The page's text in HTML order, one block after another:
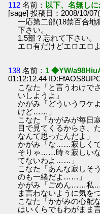
112 名前： 以下、名無し
[sage] 投稿日：2008/10/
一応第二部(18禁百合
下さい。
1.5部？忘れて下さい。
エロ有だけどエロエロ
138 名前： 1 ◆YW/
01:12:12.44
こなた「と言うわけで
いしようよ」
かがみ「どういうワケ
けど……」
こなた「かがみが毎日
目で見てくるからさ、
なんて思ったんだよ」
かがみ「な……寂しく
そりゃ……時々寂しい
てないわよ……」
こなた「あんな寂し
のも一緒だよ……」
かがみ「ごめん……私
ま言わないように気を
こなた「かがみの心配
はいくらでもわがまま